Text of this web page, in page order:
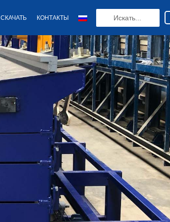
СКАЧАТЬ КОНТАКТЫ
EN
FR
RU
ES
Deutsch(Немецкий)